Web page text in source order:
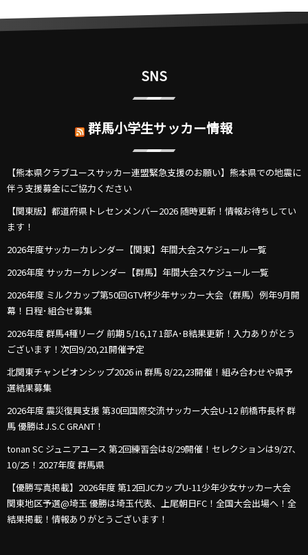
SNS
群馬小学生サッカー情報
【熊本県クラブユースサッカー連盟緊急支援のお願い】熊本県での地震に
伴う支援募金にご協力ください
【関東版】都道府県トレセンメンバー2026 随時更新！情報お待ちしてい
ます！
2026年度サッカーカレンダー【関東】年間大会スケジュール一覧
2026年度 サッカーカレンダー【群馬】年間大会スケジュール一覧
2026年度 ミルクカップ第50回GTV杯少年サッカー大会（群馬）例年9月開
幕！日程･組合せ募集
2026年度 群馬4種リーグ 前期 5/16,17 1部A･B結果更新！入力ありがとう
ございます！次回9/20,21開催予定
北関東チャンピオンシップ2026 in 群馬 8/22,23開催！組み合わせや県予
選結果募集
2026年度 震災復興支援 第30回国際交流サッカー大会U-12 前橋市長杯 群
馬 優勝はJ.S.C GRANT！
tonan SC ジュニアユース 第2回練習会は8/29開催！セレクションは9/27､
10/25！2027年度 群馬県
【優勝写真掲載】2026年度 第12回JCカップU-11少年少女サッカー大会
関東地区予選@埼玉 優勝は埼玉代表、上尾朝日FC！全国大会出場へ！全
結果掲載！情報ありがとうございます！